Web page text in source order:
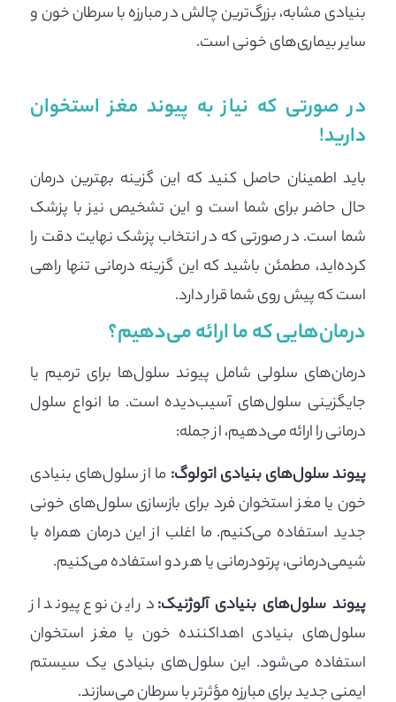
بنیادی مشابه، بزرگ‌ترین چالش در مبارزه با سرطان خون و
سایر بیماری‌های خونی است.
در صورتی که نیاز به پیوند مغز استخوان
دارید!
باید اطمینان حاصل کنید که این گزینه بهترین درمان
حال حاضر برای شما است و این تشخیص نیز با پزشک
شما است. در صورتی که در انتخاب پزشک نهایت دقت را
کرده‌اید، مطمئن باشید که این گزینه درمانی تنها راهی
است که پیش روی شما قرار دارد.
درمان‌هایی که ما ارائه می‌دهیم؟
درمان‌های سلولی شامل پیوند سلول‌ها برای ترمیم یا
جایگزینی سلول‌های آسیب‌دیده است. ما انواع سلول
درمانی را ارائه می‌دهیم، از جمله:
پیوند سلول‌های بنیادی اتولوگ: ما از سلول‌های بنیادی
خون یا مغز استخوان فرد برای بازسازی سلول‌های خونی
جدید استفاده می‌کنیم. ما اغلب از این درمان همراه با
شیمی‌درمانی، پرتودرمانی یا هر دو استفاده می‌کنیم.
پیوند سلول‌های بنیادی آلوژنیک:در این نوع پیوند از
سلول‌های بنیادی اهداکننده خون یا مغز استخوان
استفاده می‌شود. این سلول‌های بنیادی یک سیستم
ایمنی جدید برای مبارزه مؤثرتر با سرطان می‌سازند.